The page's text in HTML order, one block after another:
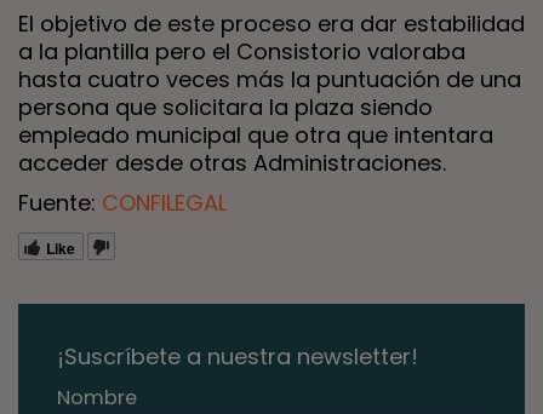
El objetivo de este proceso era dar estabilidad
a la plantilla pero el Consistorio valoraba
hasta cuatro veces más la puntuación de una
persona que solicitara la plaza siendo
empleado municipal que otra que intentara
acceder desde otras Administraciones.
Fuente: CONFILEGAL
Like
¡Suscríbete a nuestra newsletter!
Nombre